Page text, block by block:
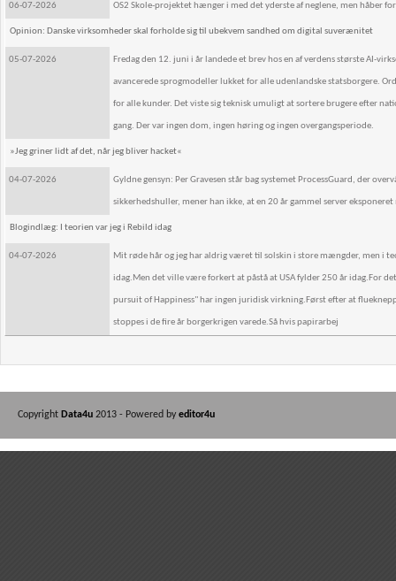
06-07-2026 OS2 Skole-projektet hænger i med det yderste af neglene, men håber
Opinion: Danske virksomheder skal forholde sig til ubekvem sandhed om digital suverænitet
05-07-2026 Fredag den 12. juni i år landede et brev hos en af verdens største AI-
avancerede sprogmodeller lukket for alle udenlandske statsborgere.
for alle kunder. Det viste sig teknisk umuligt at sortere brugere efter
gang. Der var ingen dom, ingen høring og ingen overgangsperiode.
»Jeg griner lidt af det, når jeg bliver hacket«
04-07-2026 Gyldne gensyn: Per Gravesen står bag systemet ProcessGuard, der
sikkerhedshuller, mener han ikke, at en 20 år gammel server
Blogindlæg: I teorien var jeg i Rebild idag
04-07-2026 Mit røde hår og jeg har aldrig været til solskin i store mængder, men i
idag.Men det ville være forkert at påstå at USA fylder 250 år idag.For
pursuit of Happiness" har ingen juridisk virkning.Først efter at
stoppes i de fire år borgerkrigen varede.Så hvis papirarbej
Copyright Data4u 2013 - Powered by editor4u